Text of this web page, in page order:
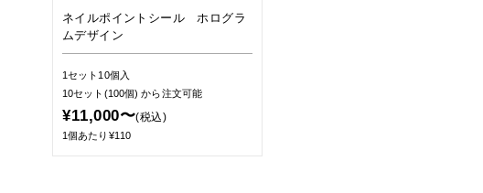
ネイルポイントシール ホログラ
ムデザイン
1セット10個入
10セット(100個)から注文可能
¥11,000〜(税込)
1個あたり¥110